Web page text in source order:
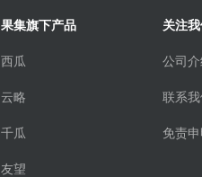
果集旗下产品
西瓜
云略
千瓜
友望
关注
公司
联系
免责